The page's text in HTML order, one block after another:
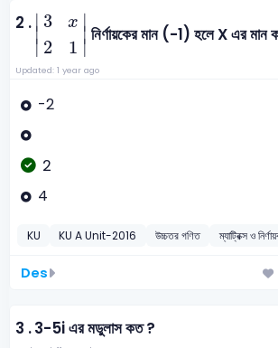
2 . ∣
∣
∣
3 x
2 1
∣
∣
∣
3x 1
নির্ণায়কের মান (-1) হলে X এর মান
Updated: 1 year ago
-2
2
4
KU KU A Unit-2016 উচ্চতর গণিত ম্যাট্রিক্স ও
Des
3 .3-5i এর মডুলাস কত ?